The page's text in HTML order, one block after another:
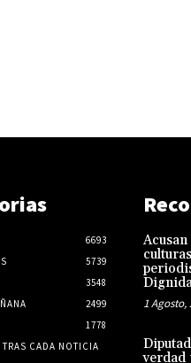
6693
5739
3548
2499
1778
CADA NOTICIA
1 Agosto,
verdad